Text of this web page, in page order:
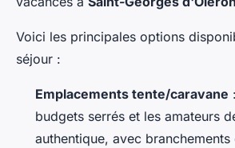
Voici les principales options
séjour :
Emplacements tente/caravane
budgets serrés et les amateurs
authentique, avec branchements